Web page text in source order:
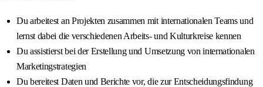
Du arbeitest an Projekten zusammen mit internationalen Teams und
lernst dabei die verschiedenen Arbeits- und Kulturkreise kennen
Du assistierst bei der Erstellung und Umsetzung von internationalen
Marketingstrategien
Du bereitest Daten und Berichte vor, die zur Entscheidungsfindung